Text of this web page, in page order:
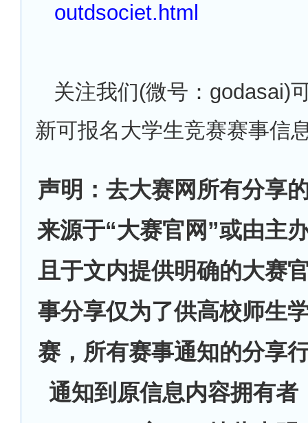
outdsociet.html
关注我们(微号：godasai)
新可报名大学生竞赛赛事信
声明：去大赛网所有分享
来源于“大赛官网”或由主
且于文内提供明确的大赛
事分享仅为了供高校师生
赛，所有赛事通知的分享
通知到原信息内容拥有者